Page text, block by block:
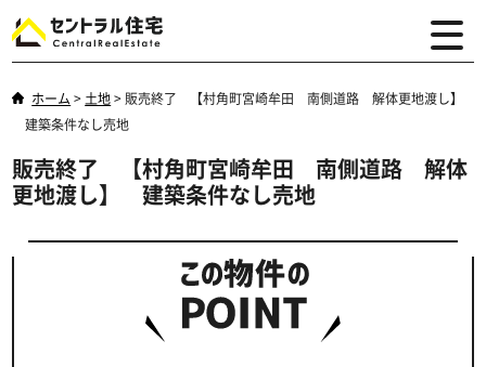
ホーム > 土地> 販売終了 【村角町宮崎牟田 南側道路 解体更地渡し】
建築条件なし売地
販売終了 【村角町宮崎牟田 南側道路 解体
更地渡し】 建築条件なし売地